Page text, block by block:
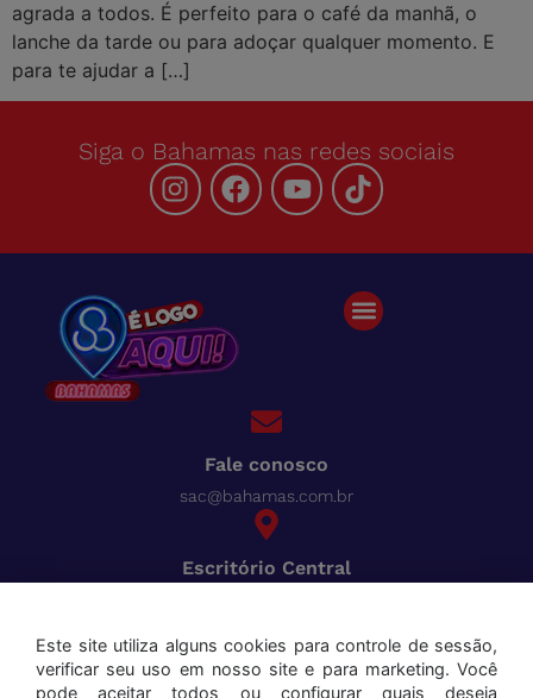
agrada a todos. É perfeito para o café da manhã, o
lanche da tarde ou para adoçar qualquer momento. E
para te ajudar a […]
Siga o Bahamas nas redes sociais
Fale conosco
sac@bahamas.com.br
Escritório Central
Cred
Aceitamos os seguintes cartões:
Este site utiliza alguns cookies para controle de sessão,
verificar seu uso em nosso site e para marketing. Você
pode aceitar todos ou configurar quais deseja